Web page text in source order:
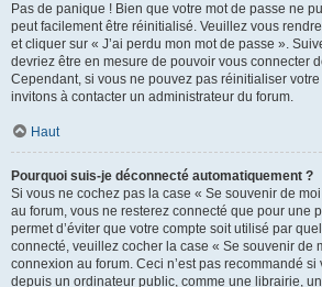
Pas de panique ! Bien que votre mot de passe ne
peut facilement être réinitialisé. Veuillez vous
et cliquer sur « J’ai perdu mon mot de passe ».
devriez être en mesure de pouvoir vous connecter
Cependant, si vous ne pouvez pas réinitialiser
invitons à contacter un administrateur du forum.
Haut
Pourquoi suis-je déconnecté automatiquement ?
Si vous ne cochez pas la case « Se souvenir de
au forum, vous ne resterez connecté que pour une
permet d’éviter que votre compte soit utilisé par
connecté, veuillez cocher la case « Se souvenir de
connexion au forum. Ceci n’est pas recommandé
depuis un ordinateur public, comme une librairie,